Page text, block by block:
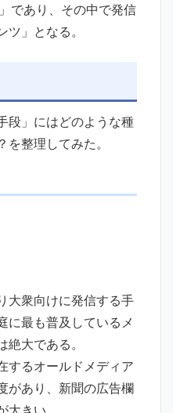
であり、その中で発信
ツ」となる。
段」にはどのような種
整理してみた。
大衆向けに発信する手
に最も普及しているメ
大である。
するオールドメディア
があり、新聞の広告欄